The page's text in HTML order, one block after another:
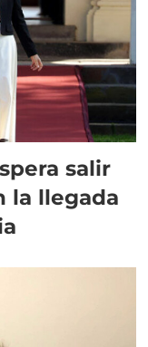
salir
la llegada